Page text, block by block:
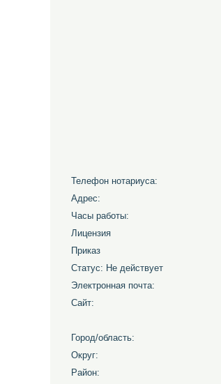
Телефон нотариуса:
Адрес:
Часы работы:
Лицензия
Приказ
Статус: Не действует
Электронная почта:
Сайт:
Город/область:
Округ:
Район: